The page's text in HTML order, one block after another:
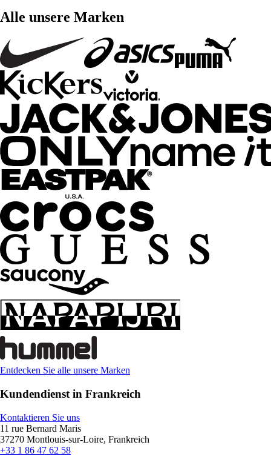
Alle unsere Marken
Entdecken Sie alle unsere Marken
Kundendienst in Frankreich
Kontaktieren Sie uns
11 rue Bernard Maris
37270 Montlouis-sur-Loire, Frankreich
+33 1 86 47 62 58